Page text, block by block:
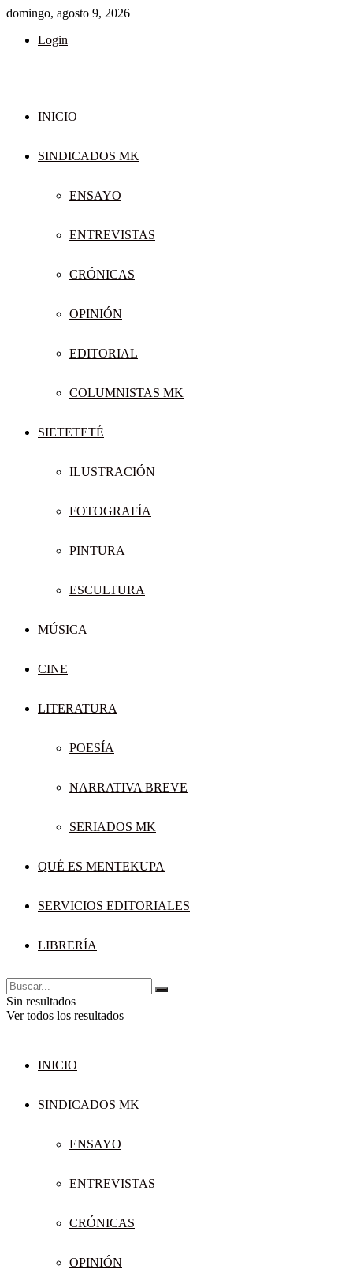
domingo, agosto 9, 2026
Login
INICIO
SINDICADOS MK
ENSAYO
ENTREVISTAS
CRÓNICAS
OPINIÓN
EDITORIAL
COLUMNISTAS MK
SIETETETÉ
ILUSTRACIÓN
FOTOGRAFÍA
PINTURA
ESCULTURA
MÚSICA
CINE
LITERATURA
POESÍA
NARRATIVA BREVE
SERIADOS MK
QUÉ ES MENTEKUPA
SERVICIOS EDITORIALES
LIBRERÍA
Sin resultados
Ver todos los resultados
INICIO
SINDICADOS MK
ENSAYO
ENTREVISTAS
CRÓNICAS
OPINIÓN